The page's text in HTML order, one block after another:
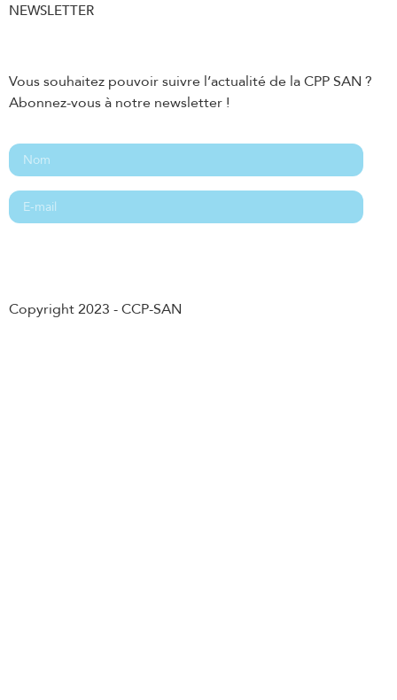
NEWSLETTER
Vous souhaitez pouvoir suivre l’actualité de la CPP SAN ?
Abonnez-vous à notre newsletter !
Copyright 2023 - CCP-SAN